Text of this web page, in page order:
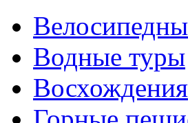
Водные туры
Восхождения